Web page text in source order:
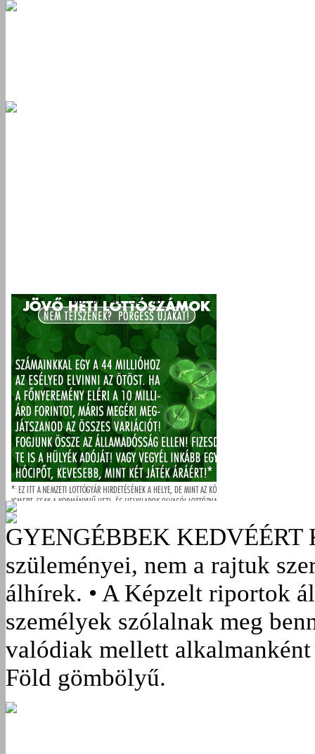
GYENGÉBBEK KEDVÉÉRT
szüleményei, nem a rajtuk
álhírek. • A Képzelt riportok
személyek szólalnak meg
valódiak mellett
Föld gömbölyű.